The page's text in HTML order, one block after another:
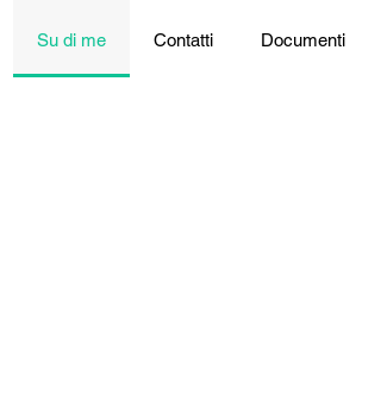
Su di me Contatti Documenti